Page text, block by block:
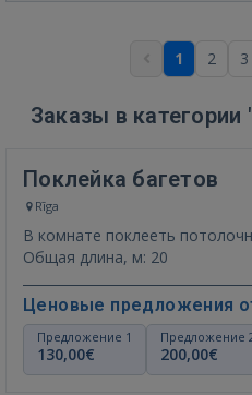
1 2 3
Заказы в
Поклейка багетов
Rīga
В комнате поклееть
Общая длина, м: 20
Ценовые предложения
Предложение 1
130,00€
Предложение
200,00€